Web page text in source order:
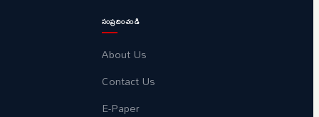
సంప్రదించండి
About Us
Contact Us
E-Paper